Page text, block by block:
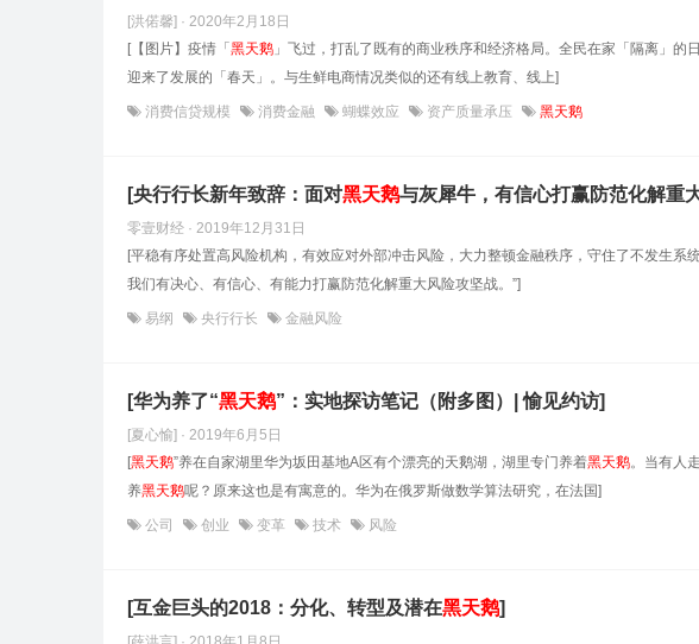
[洪偌馨] · 2020年2月18日
[【图片】疫情「 黑天鹅 」飞过，打乱了既有的商业秩序和经济格局。全民在家「隔离」
迎来了发展的「春天」。与生鲜电商情况类似的还有线上教育、线上]
消费信贷规模 消费金融 蝴蝶效应 资产质量承压 黑天鹅
[央行行长新年致辞：面对黑天鹅与灰犀牛，有信心打赢防范化解重
零壹财经 · 2019年12月31日
[平稳有序处置高风险机构，有效应对外部冲击风险，大力整顿金融秩序，守住了不发生系
我们有决心、有信心、有能力打赢防范化解重大风险攻坚战。”]
易纲 央行行长 金融风险
[华为养了“黑天鹅”：实地探访笔记（附多图）| 愉见约访]
[夏心愉] · 2019年6月5日
[黑天鹅”养在自家湖里华为坂田基地A区有个漂亮的天鹅湖，湖里专门养着黑天鹅。当有人
养黑天鹅呢？原来这也是有寓意的。华为在俄罗斯做数学算法研究，在法国]
公司 创业 变革 技术 风险
[互金巨头的2018：分化、转型及潜在黑天鹅]